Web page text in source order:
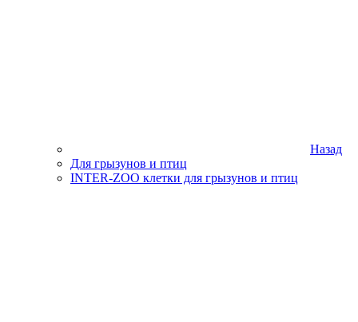
Назад
Для грызунов и птиц
INTER-ZOO клетки для грызунов и птиц